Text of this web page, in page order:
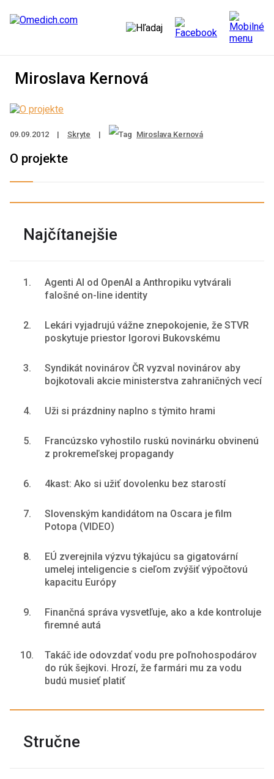
Miroslava Kernová
09.09.2012 | Skryte | Miroslava Kernová
O projekte
Najčítanejšie
1.
Agenti AI od OpenAI a Anthropiku vytvárali
falošné on-line identity
2.
Lekári vyjadrujú vážne znepokojenie, že STVR
poskytuje priestor Igorovi Bukovskému
3.
Syndikát novinárov ČR vyzval novinárov aby
bojkotovali akcie ministerstva zahraničných vecí
4. Uži si prázdniny naplno s týmito hrami
5.
Francúzsko vyhostilo ruskú novinárku obvinenú
z prokremeľskej propagandy
6. 4kast: Ako si užiť dovolenku bez starostí
7.
Slovenským kandidátom na Oscara je film
Potopa (VIDEO)
8.
EÚ zverejnila výzvu týkajúcu sa gigatovární
umelej inteligencie s cieľom zvýšiť výpočtovú
kapacitu Európy
9.
Finančná správa vysvetľuje, ako a kde kontroluje
firemné autá
10.
Takáč ide odovzdať vodu pre poľnohospodárov
do rúk šejkovi. Hrozí, že farmári mu za vodu
budú musieť platiť
Stručne